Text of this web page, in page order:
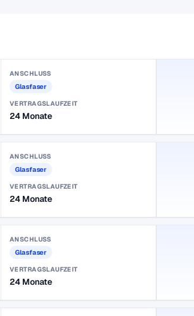
ANSCHLUSS
Glasfaser
VERTRAGSLAUFZEIT
24 Monate
ANSCHLUSS
Glasfaser
VERTRAGSLAUFZEIT
24 Monate
ANSCHLUSS
Glasfaser
VERTRAGSLAUFZEIT
24 Monate